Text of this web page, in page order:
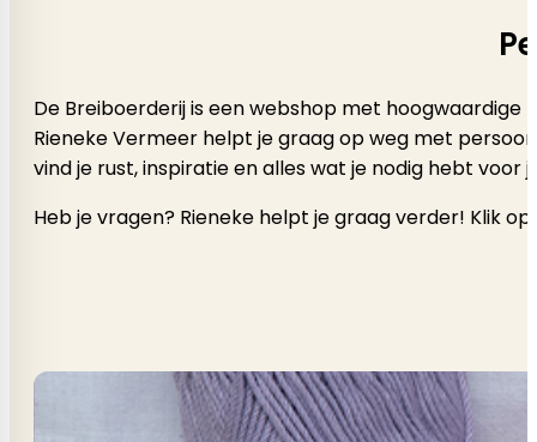
De Breiboerderij is een webshop met
Rieneke Vermeer helpt je graag op weg met
vind je rust, inspiratie en alles wat je nodig hebt voor
Heb je vragen? Rieneke helpt je graag verder! Klik